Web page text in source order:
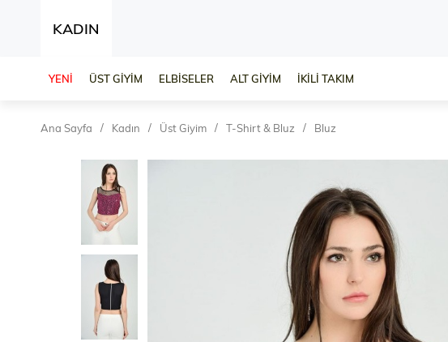
KADIN
YENİ ÜST GİYİM ELBİSELER ALT GİYİM İKİLİ TAKIM
Ana Sayfa Kadın Üst Giyim T-Shirt & Bluz Bluz